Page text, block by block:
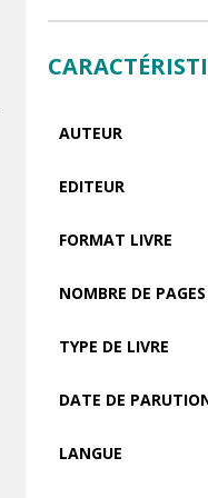
AUTEUR
EDITEUR
FORMAT LIVRE
NOMBRE DE PAGES
TYPE DE LIVRE
DATE DE
LANGUE